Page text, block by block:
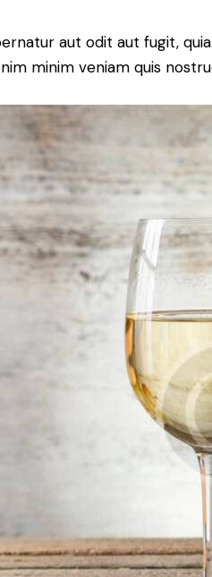
aut odit aut fugit,
minim veniam quis